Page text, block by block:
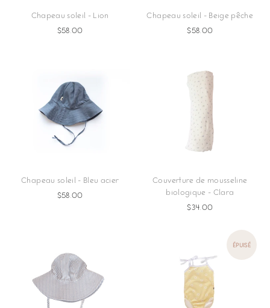
Chapeau soleil - Lion
$58.00
Chapeau soleil - Beige pêche
$58.00
Chapeau soleil - Bleu acier
$58.00
Couverture de mousseline
biologique - Clara
$34.00
ÉPUISÉ